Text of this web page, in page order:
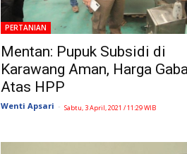
PERTANIAN
Mentan: Pupuk Subsidi di
Karawang Aman, Harga
Atas HPP
Wenti Apsari - Sabtu, 3 April, 2021 / 11:29 WIB